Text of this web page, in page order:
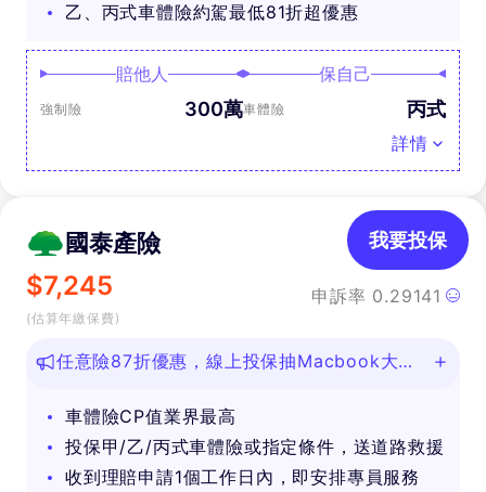
乙、丙式車體險約駕最低81折超優惠
賠他人
強制險 300萬
保自己
車體險 丙式
詳情
國泰產險
$7,245
(估算年繳保費)
申訴率 0.29141
我要投保
任意險87折優惠，線上投保抽Macbook大
車體險CP值業界最高
投保甲/乙/丙式車體險或指定條件，送道路救援
收到理賠申請1個工作日內，即安排專員服務